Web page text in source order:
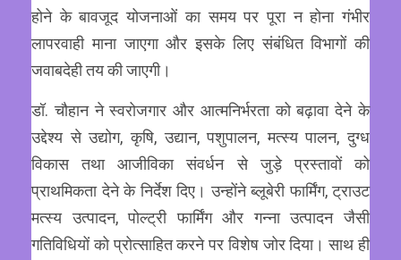
होने के बावजूद योजनाओं का समय पर पूरा न होना गंभीर
लापरवाही माना जाएगा और इसके लिए संबंधित विभागों की
जवाबदेही तय की जाएगी।
डॉ. चौहान ने स्वरोजगार और आत्मनिर्भरता को बढ़ावा देने के
उद्देश्य से उद्योग, कृषि, उद्यान, पशुपालन, मत्स्य पालन, दुग्ध
विकास तथा आजीविका संवर्धन से जुड़े प्रस्तावों को
प्राथमिकता देने के निर्देश दिए। उन्होंने ब्लूबेरी फार्मिंग, ट्राउट
मत्स्य उत्पादन, पोल्ट्री फार्मिंग और गन्ना उत्पादन जैसी
गतिविधियों को प्रोत्साहित करने पर विशेष जोर दिया। साथ ही